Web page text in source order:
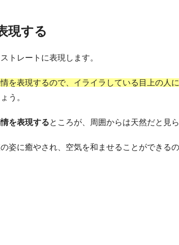
現する
トレートに表現します。
を表現するので、イライラしている目上の人
う。
を表現するところが、周囲からは天然だと見
姿に癒やされ、空気を和ませることができる